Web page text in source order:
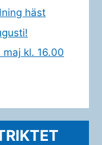
häst
kl. 16.00